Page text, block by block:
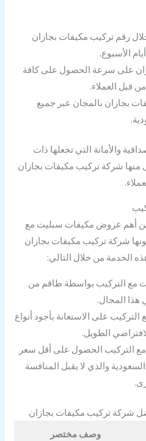
رقم تركيب مكيفات بجازان
الأسبوع.
على سرعة الحصول على كافة
قبل العملاء.
بجازان بالمجان عبر جميع
والأمانة التي تجعلها ذات
شركة تركيب مكيفات بجازان
أهم عروض مكيفات سبليت مع
شركة تركيب مكيفات بجازان
الخدمة من خلال التالي:
مع التركيب بواسطة طاقم من
هذا المجال.
على الاستعانة بأجود أنواع
الطويل.
التركيب الحصول على أقل سعر
والذي لا يقبل المنافسة
شركة تركيب مكيفات بجازان
وصف مختصر